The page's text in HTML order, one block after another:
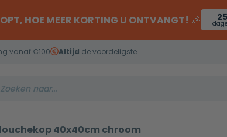
HOE MEER KORTING U ONTVANGT! 🎉 25
vanaf €100 Altijd de voordeligste
40x40cm chroom